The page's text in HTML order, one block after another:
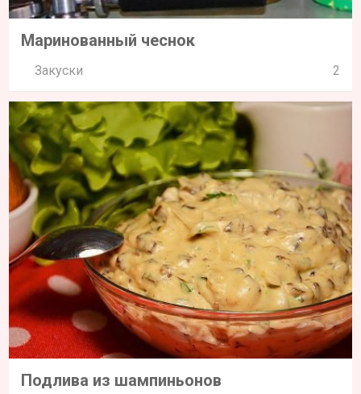
Маринованный чеснок
Закуски 2
Подлива из шампиньонов